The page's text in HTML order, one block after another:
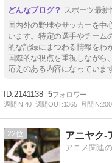
スポーツ最
国内外の野球やサッカーを中
います。特定の選手やチーム
的な記録にまつわる情報をわ
国際的な視点を重視しながら
応えのある内容になっています
2141138 5
週間IN:40 週間OUT:1365 月間IN:200
22 アニヤク-
アニメ関連